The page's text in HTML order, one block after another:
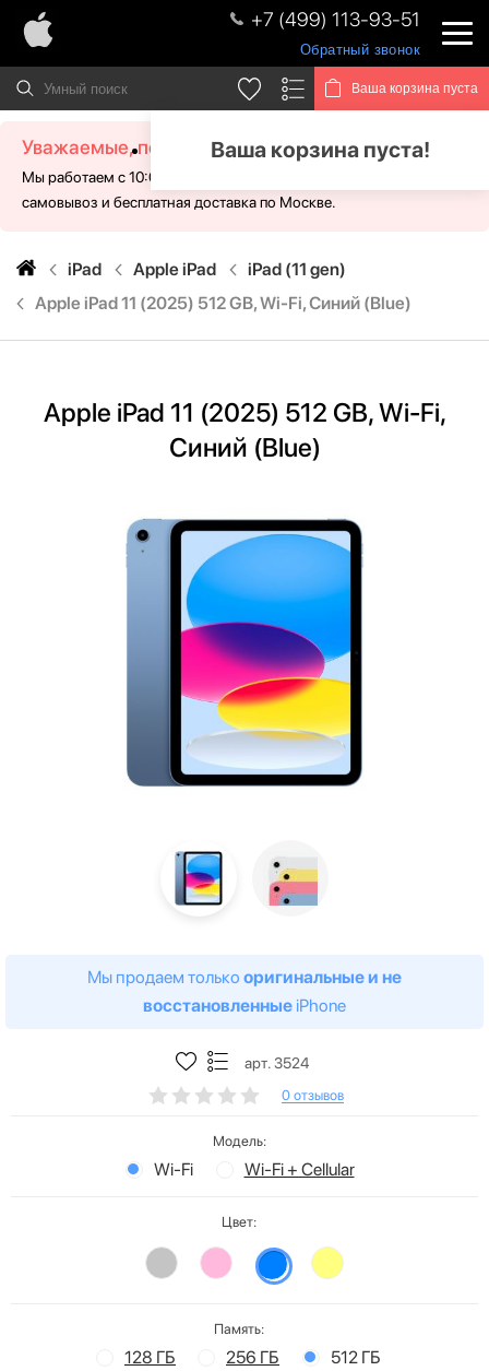
+7 (499) 113-93-51
Обратный звонок
Ваша корзина пуста
Ваша корзина пуста!
Уважаемые, посетители!
Мы работаем с 10:00 - 21:00 без выходных. Для Вас доступен
самовывоз и бесплатная доставка по Москве.
iPad Apple iPad
iPad (11 gen)
Apple iPad 11 (2025) 512 GB, Wi-Fi, Синий (Blue)
Apple iPad 11 (2025) 512 GB, Wi-Fi,
Синий (Blue)
Мы продаем только оригинальные и не
восстановленные iPhone
арт. 3524
0 отзывов
Модель:
Wi-Fi Wi-Fi + Cellular
Цвет:
Память:
128 ГБ 256 ГБ 512 ГБ